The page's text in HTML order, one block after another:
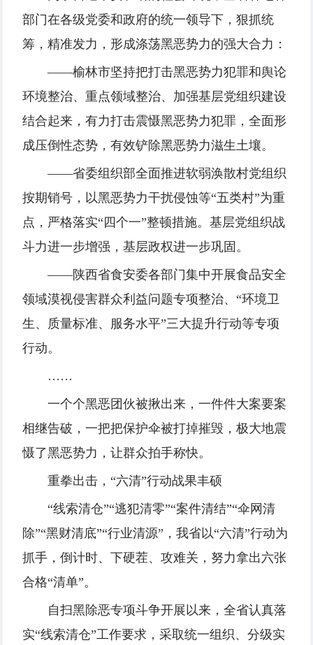
部门在各级党委和政府的统一领导下，狠抓统
筹，精准发力，形成涤荡黑恶势力的强大合力：
——榆林市坚持把打击黑恶势力犯罪和舆论
环境整治、重点领域整治、加强基层党组织建设
结合起来，有力打击震慑黑恶势力犯罪，全面形
成压倒性态势，有效铲除黑恶势力滋生土壤。
——省委组织部全面推进软弱涣散村党组织
按期销号，以黑恶势力干扰侵蚀等“五类村”为重
点，严格落实“四个一”整顿措施。基层党组织战
斗力进一步增强，基层政权进一步巩固。
——陕西省食安委各部门集中开展食品安全
领域漠视侵害群众利益问题专项整治、“环境卫
生、质量标准、服务水平”三大提升行动等专项
行动。
……
一个个黑恶团伙被揪出来，一件件大案要案
相继告破，一把把保护伞被打掉摧毁，极大地震
慑了黑恶势力，让群众拍手称快。
重拳出击，“六清”行动战果丰硕
“线索清仓”“逃犯清零”“案件清结”“伞网清
除”“黑财清底”“行业清源”，我省以“六清”行动为
抓手，倒计时、下硬茬、攻难关，努力拿出六张
合格“清单”。
自扫黑除恶专项斗争开展以来，全省认真落
实“线索清仓”工作要求，采取统一组织、分级实